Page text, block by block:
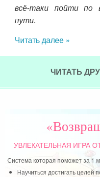
всё-таки пойти по
пути.
Читать далее »
ЧИТАТЬ
УВЛЕКАТЕЛЬНАЯ ИГРА
Система которая поможет за 1
Научиться достигать целей